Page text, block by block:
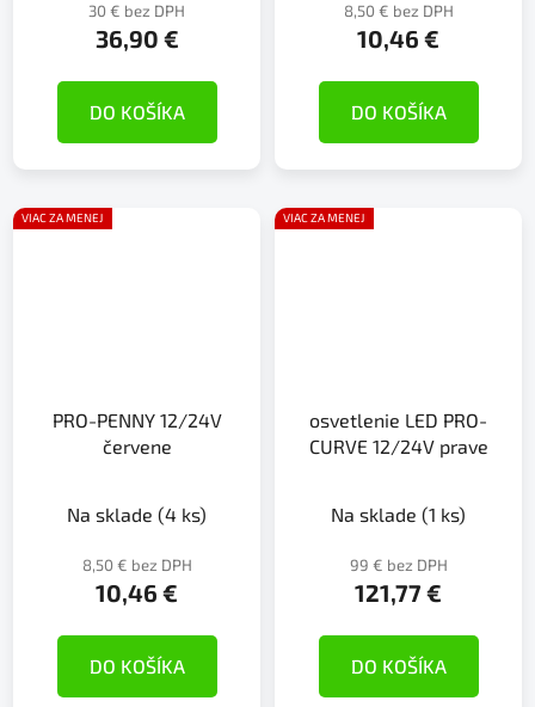
30 € bez DPH
36,90 €
DO KOŠÍKA
8,50 € bez DPH
10,46 €
DO KOŠÍKA
VIAC ZA MENEJ
PRO-PENNY 12/24V
červene
Na sklade (4 ks)
8,50 € bez DPH
10,46 €
DO KOŠÍKA
VIAC ZA MENEJ
osvetlenie LED PRO-
CURVE 12/24V prave
Na sklade (1 ks)
99 € bez DPH
121,77 €
DO KOŠÍKA